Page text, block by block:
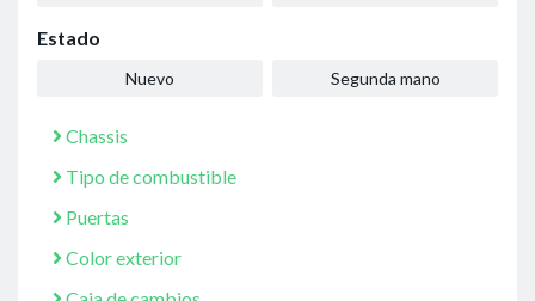
Estado
Nuevo Segunda mano
Chassis
Tipo de combustible
Puertas
Color exterior